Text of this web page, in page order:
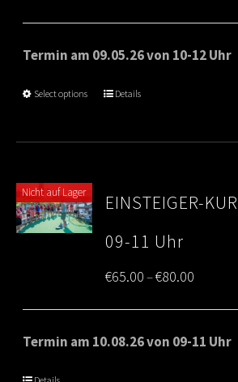
range:
€65.00
Termin am 09.05.26 von 10-12 Uhr
Select options Details
Nicht auf Lager
EINSTEIGER-
09-11 Uhr
€65.00–€80.00
range:
€65.00
Termin am 10.08.26 von 09-11 Uhr